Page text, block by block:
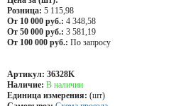
Розница: 5 115,98
От 10 000 руб.: 4 348,58
От 50 000 руб.: 3 581,19
От 100 000 руб.: По запросу
Артикул: 36328K
Наличие: В наличии
Единица измерения: (шт)